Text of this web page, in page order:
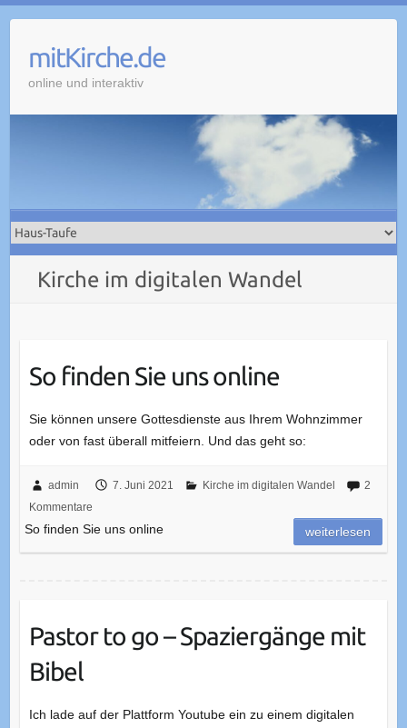
contentmitKirche.de
online und interaktiv
Kirche im digitalen Wandel
So finden Sie uns online
Sie können unsere Gottesdienste aus Ihrem Wohnzimmer
oder von fast überall mitfeiern. Und das geht so:
admin 7. Juni 2021 Kirche im digitalen Wandel
2
Kommentare
So finden Sie uns online weiterlesen
Pastor to go – Spaziergänge mit
Bibel
Ich lade auf der Plattform Youtube ein zu einem digitalen